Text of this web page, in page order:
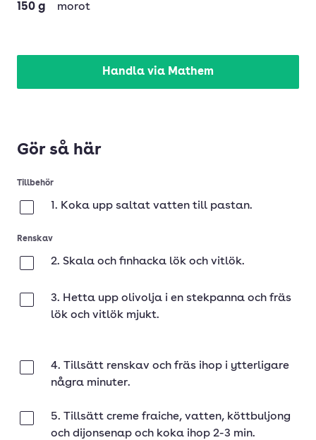
150 g morot
Handla via Mathem
Gör så här
Tillbehör
1. Koka upp saltat vatten till pastan.
Renskav
2. Skala och finhacka lök och vitlök.
3. Hetta upp olivolja i en stekpanna och fräs
lök och vitlök mjukt.
4. Tillsätt renskav och fräs ihop i ytterligare
några minuter.
5. Tillsätt creme fraiche, vatten, köttbuljong
och dijonsenap och koka ihop 2-3 min.